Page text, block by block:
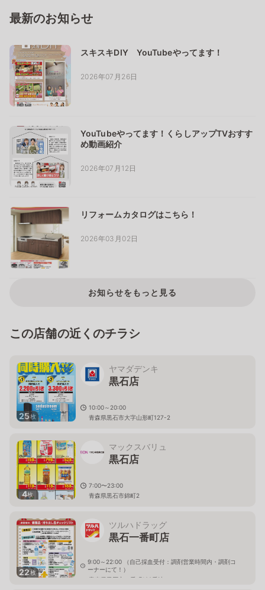
最新のお知らせ
スキスキDIY YouTubeやってます！
2026年07月26日
YouTubeやってます！くらしアップTVおすす
め動画紹介
2026年07月12日
リフォームカタログはこちら！
2026年03月02日
お知らせをもっと見る
この店舗の近くのチラシ
25枚
ヤマダデンキ
黒石店
10:00～20:00
青森県黒石市大字山形町127-2
4枚
マックスバリュ
黒石店
7:00〜23:00
青森県黒石市錦町2
22枚
ツルハドラッグ
黒石一番町店
9:00～22:00 （自己採血受付：調剤営業時間内・調剤コ
ーナーにて！）
青森県黒石市一番町189番地